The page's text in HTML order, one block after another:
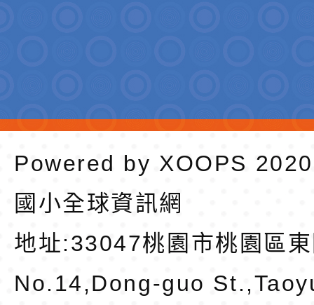
Powered by XOOPS
國小全球資訊網
地址:33047桃園市桃園區
No.14,Dong-guo